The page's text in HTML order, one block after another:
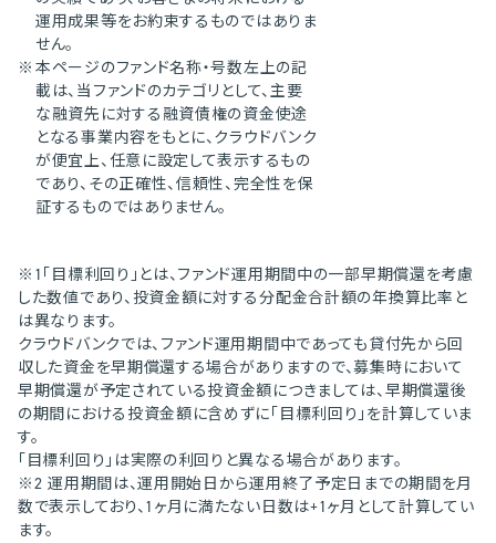
運用成果等をお約束するものではありま
せん。
※ 本ページのファンド名称・号数左上の記
載は、当ファンドのカテゴリとして、主要
な融資先に対する融資債権の資金使途
となる事業内容をもとに、クラウドバンク
が便宜上、任意に設定して表示するもの
であり、その正確性、信頼性、完全性を保
証するものではありません。
※1「目標利回り」とは、ファンド運用期間中の一部早期償還を考慮
した数値であり、投資金額に対する分配金合計額の年換算比率と
は異なります。
クラウドバンクでは、ファンド運用期間中であっても貸付先から回
収した資金を早期償還する場合がありますので、募集時において
早期償還が予定されている投資金額につきましては、早期償還後
の期間における投資金額に含めずに「目標利回り」を計算していま
す。
「目標利回り」は実際の利回りと異なる場合があります。
※2 運用期間は、運用開始日から運用終了予定日までの期間を月
数で表示しており、1ヶ月に満たない日数は+1ヶ月として計算してい
ます。